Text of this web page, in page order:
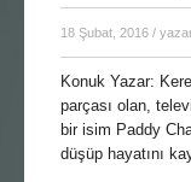
18 Şubat, 2016 /
Konuk Yazar:
parçası olan,
bir isim Paddy
düşüp hayatını